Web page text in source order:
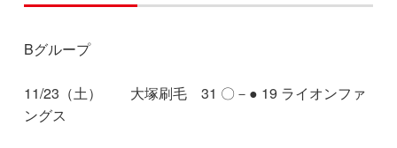
Bグループ
11/23（土） 大塚刷毛 31 〇－● 19 ライオンファ
ングス